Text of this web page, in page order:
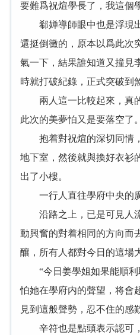
要難爲祝煊學長了，我這個
郗婵導師眼中也是浮現
還挺倒黴的，原本以爲此次
氣一下，結果誰知道又撞見
時就打破紀錄，正式突破到
兩人這一比較起來，真
此次的美夢怕又是要落空了。
抱着對祝煊的深切同情
地下室，然後就與換好衣衫
出了小樓。
一行人直往學府中央的廣
沿路之上，已是可見人
動興奮的對着相同的方向而
釀，所有人都對今日的這場
“今日姜學姐如果能順利
怕她在學府内的聲望，将會
見到這般聲勢，忍不住的感
辛符也是點頭表示認可